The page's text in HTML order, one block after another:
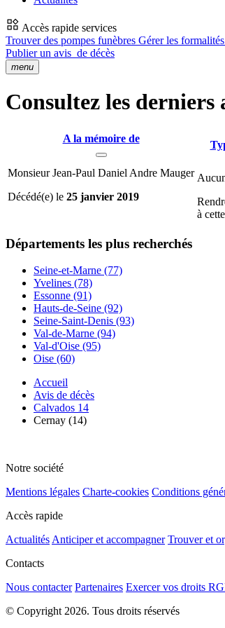
Accès rapide services
Trouver des pompes funèbres Gérer les
Publier un avis de décès
menu
Consultez les
A la mémoire de
Monsieur Jean-Paul Daniel Andre Mauger
Décédé(e) le 25 janvier 2019
à
Départements les plus recherchés
Seine-et-Marne (77)
Yvelines (78)
Essonne (91)
Hauts-de-Seine (92)
Seine-Saint-Denis (93)
Val-de-Marne (94)
Val-d'Oise (95)
Oise (60)
Accueil
Avis de décès
Calvados 14
Cernay (14)
Notre société
Mentions légales Charte-cookies Conditions
Accès rapide
Actualités Anticiper et accompagner Trouver et
Contacts
Nous contacter Partenaires Exercer vos droits
© Copyright 2026. Tous droits réservés